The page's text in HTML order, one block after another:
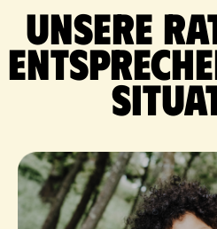
Unsere